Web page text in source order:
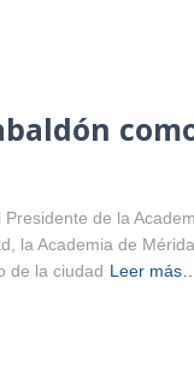
de la
la Academia de
de la ciudad Leer más…